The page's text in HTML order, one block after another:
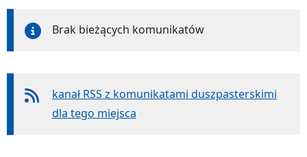
Brak bieżących komunikatów
kanał RSS z komunikatami duszpasterskimi
dla tego miejsca